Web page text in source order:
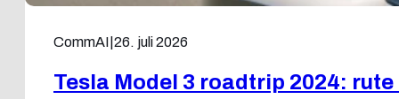
CommAI 26. juli 2026
Tesla Model 3 roadtrip 2024: